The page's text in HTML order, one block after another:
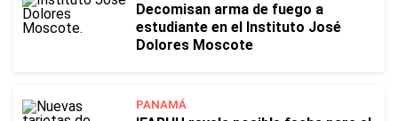
Decomisan arma de fuego a
estudiante en el Instituto José
Dolores Moscote
PANAMÁ